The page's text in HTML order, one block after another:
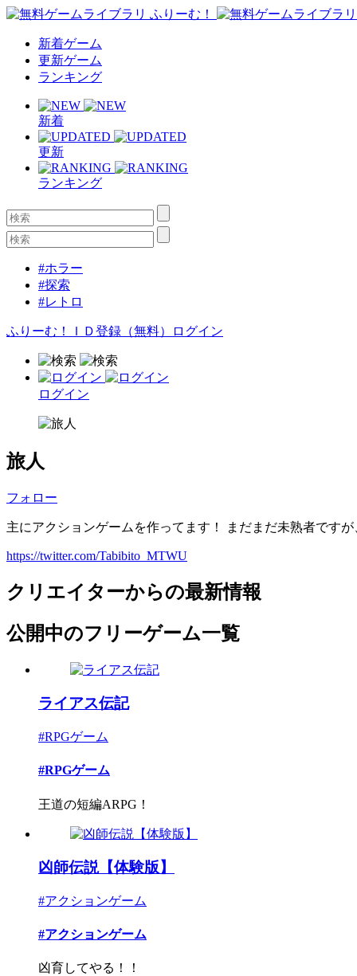
新着ゲーム
更新ゲーム
ランキング
新着
更新
ランキング
#ホラー
#探索
#レトロ
ふりーむ！ＩＤ登録（無料） ログイン
ログイン
旅人
フォロー
主にアクションゲームを作ってます！ まだまだ未熟者ですが
https://twitter.com/Tabibito_MTWU
クリエイターからの最新情報
公開中のフリーゲーム一覧
ライアス伝記
#RPGゲーム
#RPGゲーム
王道の短編ARPG！
凶師伝説【体験版】
#アクションゲーム
#アクションゲーム
凶育してやる！！